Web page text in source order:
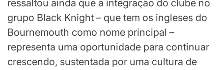
ressaltou ainda que a integração do clube no
grupo Black Knight – que tem os ingleses do
Bournemouth como nome principal –
representa uma oportunidade para continuar
crescendo, sustentada por uma cultura de